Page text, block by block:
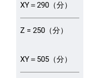
XY＝290（分）
Z = 250（分）
XY＝505（分）